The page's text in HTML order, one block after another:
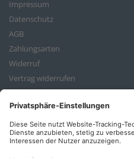
Impressum
Datenschutz
AGB
Zahlungsarten
Widerruf
Vertrag widerrufen
Bestellvorgang
ZAHLUNGSARTEN: